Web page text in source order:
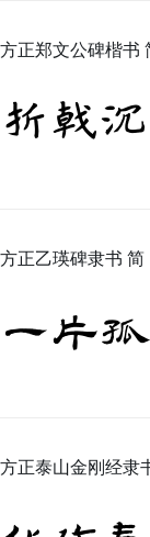
方正郑文公碑楷书
折戟
方正乙瑛碑隶书 简
一片
方正泰山金刚经隶